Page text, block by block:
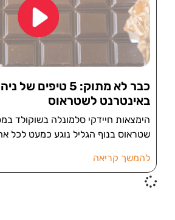
כבר לא מתוק: 5 טיפים
באינטרנט לשטראוס
הימצאות חיידקי סלמונלה בשוקולד
שטראוס בנוף הגליל נוגע כמעט לכל
להמשך קריאה